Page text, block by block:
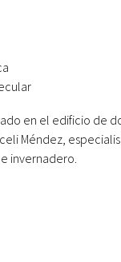
en el edificio de
Méndez,
invernadero.